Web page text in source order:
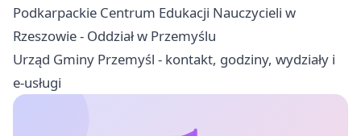
Podkarpackie Centrum Edukacji Nauczycieli w
Rzeszowie - Oddział w Przemyślu
Urząd Gminy Przemyśl - kontakt, godziny, wydziały i
e-usługi